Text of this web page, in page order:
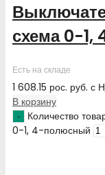
схема 0-
Есть на складе
1 608.15 рос. руб. с
В корзину
Количество
0-1, 4-полюсный